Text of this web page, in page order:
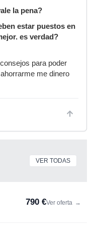
la pena?
estar puestos en
es verdad?
para poder
me dinero
VER TODAS
790 €Ver oferta →